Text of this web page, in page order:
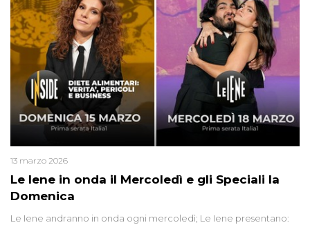
Le Iene in onda il Mercoledì e gli Speciali la
Domenica
13 marzo 2026
Le Iene andranno in onda ogni mercoledì; Le Iene presentano: